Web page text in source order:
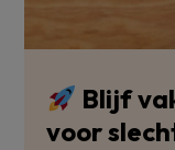
Blijf
voor